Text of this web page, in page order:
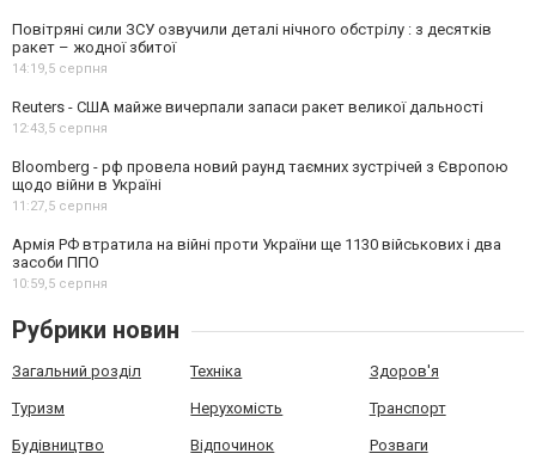
Повітряні сили ЗСУ озвучили деталі нічного обстрілу : з десятків
ракет – жодної збитої
14:19,5 серпня
Reuters - США майже вичерпали запаси ракет великої дальності
12:43,5 серпня
Bloomberg - рф провела новий раунд таємних зустрічей з Європою
щодо війни в Україні
11:27,5 серпня
Армія РФ втратила на війні проти України ще 1130 військових і два
засоби ППО
10:59,5 серпня
Рубрики новин
Загальний розділ Техніка Здоров'я
Туризм Нерухомість Транспорт
Будівництво Відпочинок Розваги